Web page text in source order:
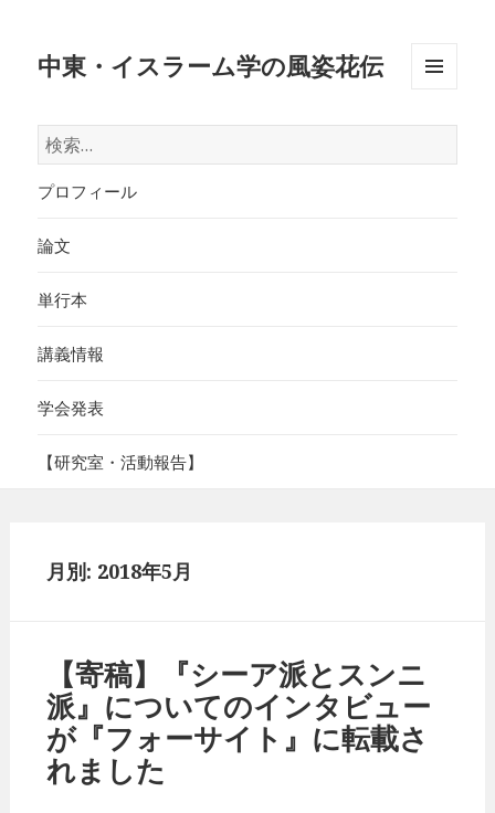
中東・イスラーム学の風姿花伝
検
索:
プロフィール
論文
単行本
講義情報
学会発表
【研究室・活動報告】
月別: 2018年5月
【寄稿】『シーア派とスンニ
派』についてのインタビュー
が『フォーサイト』に転載さ
れました